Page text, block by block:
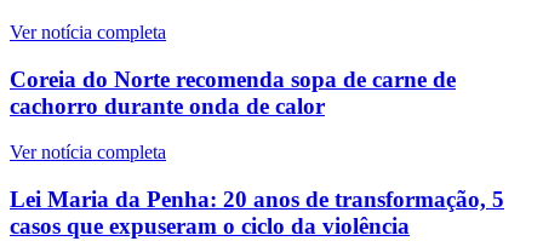
Ver notícia completa
Coreia do Norte recomenda sopa de carne de
cachorro durante onda de calor
Ver notícia completa
Lei Maria da Penha: 20 anos de transformação, 5
casos que expuseram o ciclo da violência